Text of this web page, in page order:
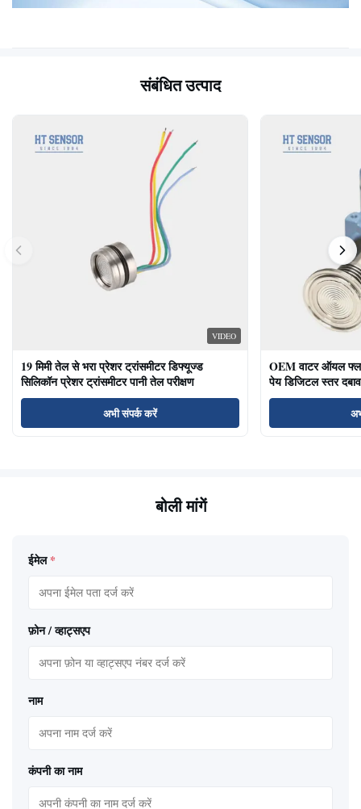
संबंधित उत्पाद
VIDEO
19 मिमी तेल से भरा प्रेशर ट्रांसमीटर डिफ्यूज्ड
सिलिकॉन प्रेशर ट्रांसमीटर पानी तेल परीक्षण
अभी संपर्क करें
OEM वाटर ऑयल
पेय डिजिटल स्तर
बोली मांगें
ईमेल *
फ़ोन / व्हाट्सएप
नाम
कंपनी का नाम